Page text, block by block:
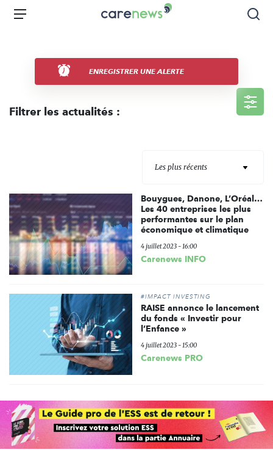
Aller
Carenews,
acteurs
de
Menu
ENREGISTRER UNE ALERTE
Filtrer les actualités :
Les plus récents
Bouygues, Danone, L’Oréal…
Les 40 entreprises les plus
performantes sur le plan
économique et climatique
4 juillet 2023 - 16:00
Carenews INFO
#IMPACT INVESTING
RAISE annonce le lancement
du fonds « Investir pour
l’Enfance »
4 juillet 2023 - 15:00
Carenews PRO